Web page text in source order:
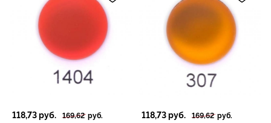
118,73руб. 169,62 руб.
118,73руб. 169,62 руб.